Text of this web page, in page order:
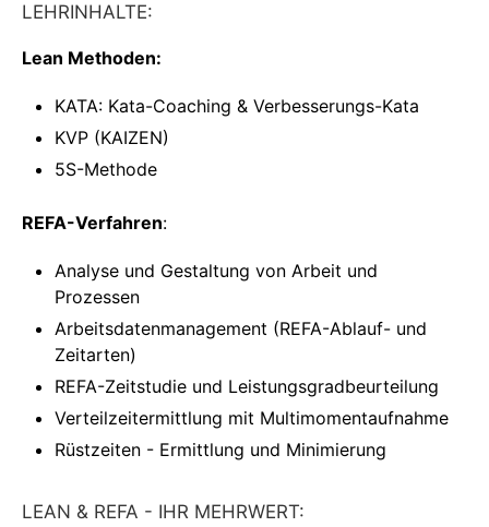
LEHRINHALTE:
Lean Methoden:
KATA: Kata-Coaching & Verbesserungs-Kata
KVP (KAIZEN)
5S-Methode
REFA-Verfahren:
Analyse und Gestaltung von Arbeit und
Prozessen
Arbeitsdatenmanagement (REFA-Ablauf- und
Zeitarten)
REFA-Zeitstudie und Leistungsgradbeurteilung
Verteilzeitermittlung mit Multimomentaufnahme
Rüstzeiten - Ermittlung und Minimierung
LEAN & REFA - IHR MEHRWERT: